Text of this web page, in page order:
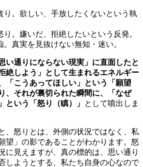
り。欲しい、手放したくないという執
り。嫌いだ、拒絶したいという反発。
。真実を見抜けない無知・迷い。
思い通りにならない現実」に直面したと
絶しよう」として生まれるエネルギー
「こうあってほしい」という「願望
、それが裏切られた瞬間に、「なぜ
という「怒り（瞋）」 として噴出しま
、怒りとは、外側の状況ではなく、私
望」の影であることがわかります。怒
に見えますが、真の標的は、思い通り
しようとする、私たち自身の心なので